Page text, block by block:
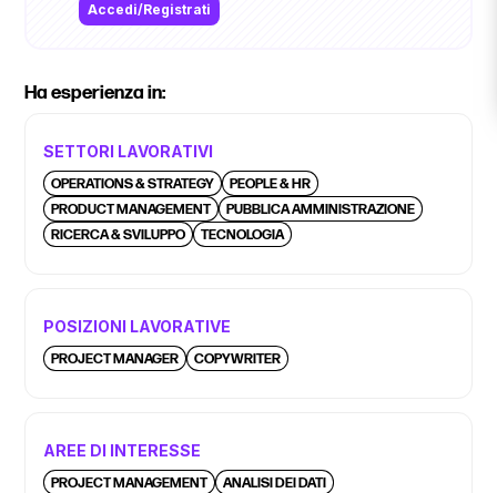
Accedi/Registrati
Ha esperienza in:
SETTORI LAVORATIVI
OPERATIONS & STRATEGY
PEOPLE & HR
PRODUCT MANAGEMENT
PUBBLICA AMMINISTRAZIONE
RICERCA & SVILUPPO
TECNOLOGIA
POSIZIONI LAVORATIVE
PROJECT MANAGER COPYWRITER
AREE DI INTERESSE
PROJECT MANAGEMENT
ANALISI DEI DATI